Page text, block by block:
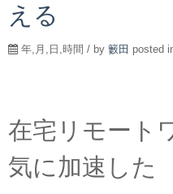
える
年,月,日,時間 / by 籔田 posted
在宅リモート
気に加速した